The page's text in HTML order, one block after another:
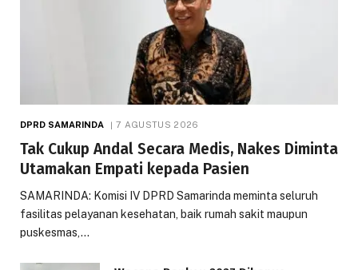
DPRD SAMARINDA 7 AGUSTUS 2026
Tak Cukup Andal Secara Medis, Nakes Diminta
Utamakan Empati kepada Pasien
SAMARINDA: Komisi IV DPRD Samarinda meminta seluruh
fasilitas pelayanan kesehatan, baik rumah sakit maupun
puskesmas,…